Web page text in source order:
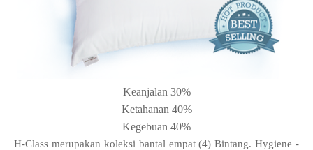
Keanjalan 30%
Ketahanan 40%
Kegebuan 40%
H-Class merupakan koleksi bantal empat (4) Bintang. Hygiene -